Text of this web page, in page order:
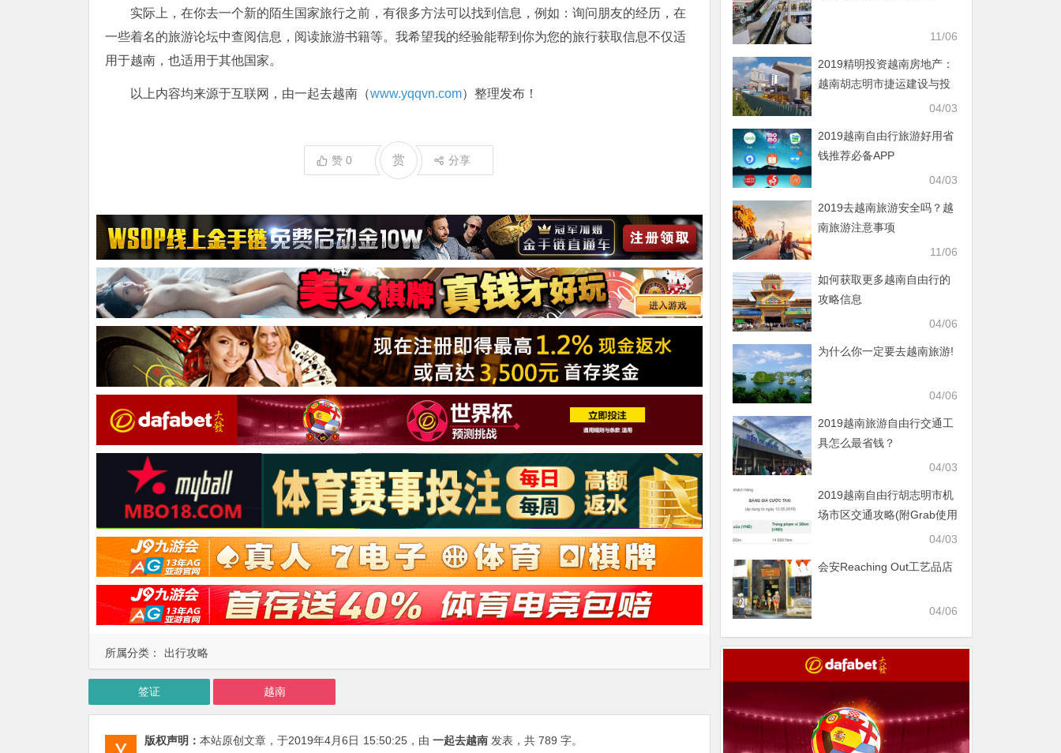
所属分类： 出行攻略
实际上，在你去一个新的陌生国家旅行之前，有很多方法可以找到信息，例如：询问朋友的经历，在
一些着名的旅游论坛中查阅信息，阅读旅游书籍等。我希望我的经验能帮到你为您的旅行获取信息不仅适
用于越南，也适用于其他国家。
以上内容均来源于互联网，由一起去越南（www.yqqvn.com）整理发布！
赞 0 赏 分享
签证 越南
版权声明： 本站原创文章，于2019年4月6日 15:50:25 ，由 一起去越南 发表，共 789 字。
11/06
2019精明投资越南房地产：
越南胡志明市捷运建设与投
04/03
2019越南自由行旅游好用省
钱推荐必备APP
04/03
2019去越南旅游安全吗？越
南旅游注意事项
11/06
如何获取更多越南自由行的
攻略信息
04/06
为什么你一定要去越南旅游!
04/06
2019越南旅游自由行交通工
具怎么最省钱？
04/03
2019越南自由行胡志明市机
场市区交通攻略(附Grab使用
04/03
会安Reaching Out工艺品店
04/06